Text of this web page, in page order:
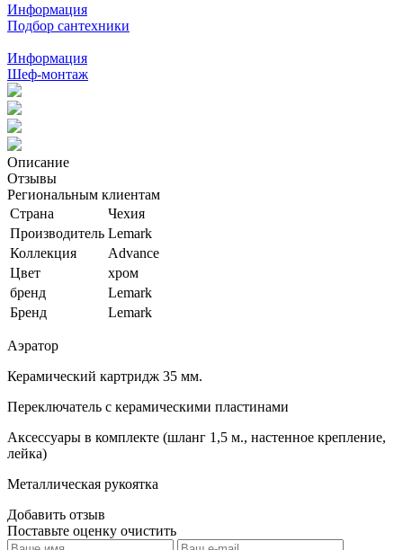
Информация
Подбор сантехники
Информация
Шеф-монтаж
Описание
Отзывы
Региональным клиентам
Страна
Чехия
Производитель Lemark
Коллекция
Advance
Цвет
хром
бренд
Lemark
Бренд
Lemark
Аэратор
Керамический картридж 35 мм.
Переключатель с керамическими пластинами
Аксессуары в комплекте (шланг 1,5 м., настенное крепление,
лейка)
Металлическая рукоятка
Добавить отзыв
Поставьте оценку очистить